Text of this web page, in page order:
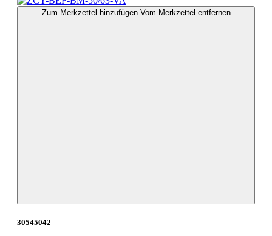
Zum Merkzettel hinzufügen Vom Merkzettel entfernen
30545042